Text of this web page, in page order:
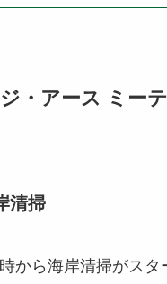
・アース ミー
清掃
から海岸清掃がスタ